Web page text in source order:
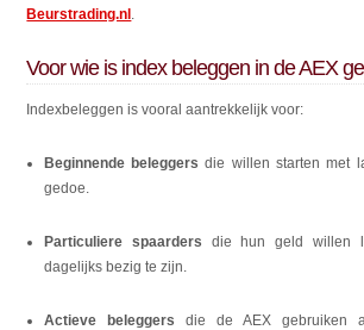
Beurstrading.nl .
Voor wie is index beleggen in de AEX
Indexbeleggen is vooral aantrekkelijk voor:
Beginnende beleggers die willen starten met
gedoe.
Particuliere spaarders die hun geld willen
dagelijks bezig te zijn.
Actieve beleggers die de AEX gebruiken